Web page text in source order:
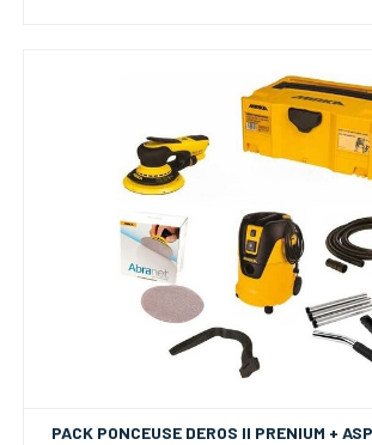
PACK PONCEUSE DEROS II PRENIUM +